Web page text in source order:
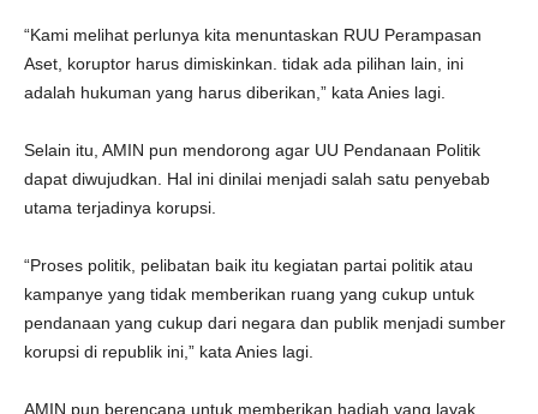
“Kami melihat perlunya kita menuntaskan RUU Perampasan
Aset, koruptor harus dimiskinkan. tidak ada pilihan lain, ini
adalah hukuman yang harus diberikan,” kata Anies lagi.
Selain itu, AMIN pun mendorong agar UU Pendanaan Politik
dapat diwujudkan. Hal ini dinilai menjadi salah satu penyebab
utama terjadinya korupsi.
“Proses politik, pelibatan baik itu kegiatan partai politik atau
kampanye yang tidak memberikan ruang yang cukup untuk
pendanaan yang cukup dari negara dan publik menjadi sumber
korupsi di republik ini,” kata Anies lagi.
AMIN pun berencana untuk memberikan hadiah yang layak